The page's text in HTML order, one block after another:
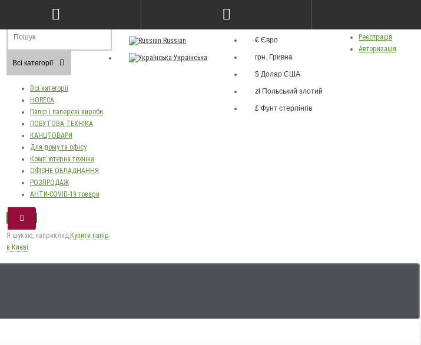
Реєстрація
Авторизація
€ Євро
грн. Гривна
$ Долар США
zł Польський злотий
£ Фунт стерлінгів
Russian
Українська
Закладки (0)
Всі категорії
Всі категорії
HORECA
Папір і паперові вироби
ПОБУТОВА ТЕХНІКА
КАНЦТОВАРИ
Для дому та офісу
Комп`ютерна техніка
ОФІСНЕ ОБЛАДНАННЯ
РОЗПРОДАЖ
АНТИ-COVID-19 товари
Я шукаю, наприклад,Купити папір
в Києві